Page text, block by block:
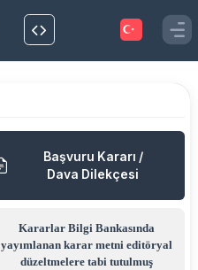
Başvuru Kararı /
Dava Dilekçesi
Kararlar Bilgi Bankasında
yayımlanan karar metni editöryal
düzeltmelere tabi tutulmuş